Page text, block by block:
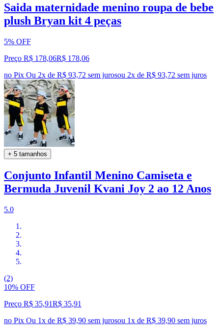
Saida maternidade menino roupa de bebe
plush Bryan kit 4 peças
5% OFF
Preço R$ 178,06R$ 178,06
no Pix Ou 2x de R$ 93,72 sem jurosou 2x de R$ 93,72 sem juros
+ 5 tamanhos
Conjunto Infantil Menino Camiseta e
Bermuda Juvenil Kvani Joy 2 ao 12 Anos
5.0
(2)
10% OFF
Preço R$ 35,91R$ 35,91
no Pix Ou 1x de R$ 39,90 sem jurosou 1x de R$ 39,90 sem juros